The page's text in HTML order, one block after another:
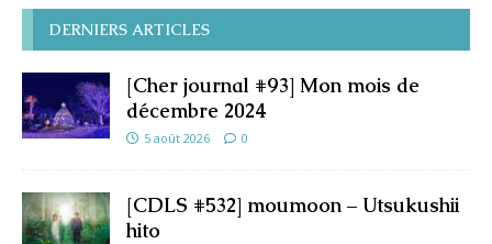
DERNIERS ARTICLES
[Cher journal #93] Mon mois de
décembre 2024
5 août 2026 0
[CDLS #532] moumoon – Utsukushii
hito